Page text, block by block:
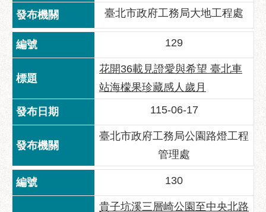
常
見
問
答
雙
語
詞
彙
陳
情
系
統
臺北市政府工務局大地工程處
129
花開36載見證愛與希望 臺北車
站海檬果珍藏感人歲月
115-06-17
臺北市政府工務局公園路燈工程
管理處
130
貴子坑溪三層崎公園至中央北路